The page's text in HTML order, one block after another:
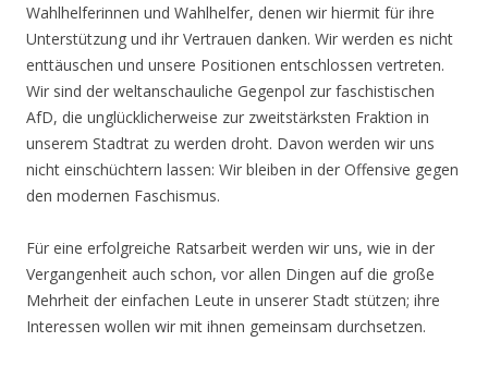
Wahlhelferinnen und Wahlhelfer, denen wir hiermit für ihre
Unterstützung und ihr Vertrauen danken. Wir werden es nicht
enttäuschen und unsere Positionen entschlossen vertreten.
Wir sind der weltanschauliche Gegenpol zur faschistischen
AfD, die unglücklicherweise zur zweitstärksten Fraktion in
unserem Stadtrat zu werden droht. Davon werden wir uns
nicht einschüchtern lassen: Wir bleiben in der Offensive gegen
den modernen Faschismus.
Für eine erfolgreiche Ratsarbeit werden wir uns, wie in der
Vergangenheit auch schon, vor allen Dingen auf die große
Mehrheit der einfachen Leute in unserer Stadt stützen; ihre
Interessen wollen wir mit ihnen gemeinsam durchsetzen.